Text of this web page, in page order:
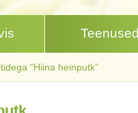
Teenused
“Hiina heinputk”